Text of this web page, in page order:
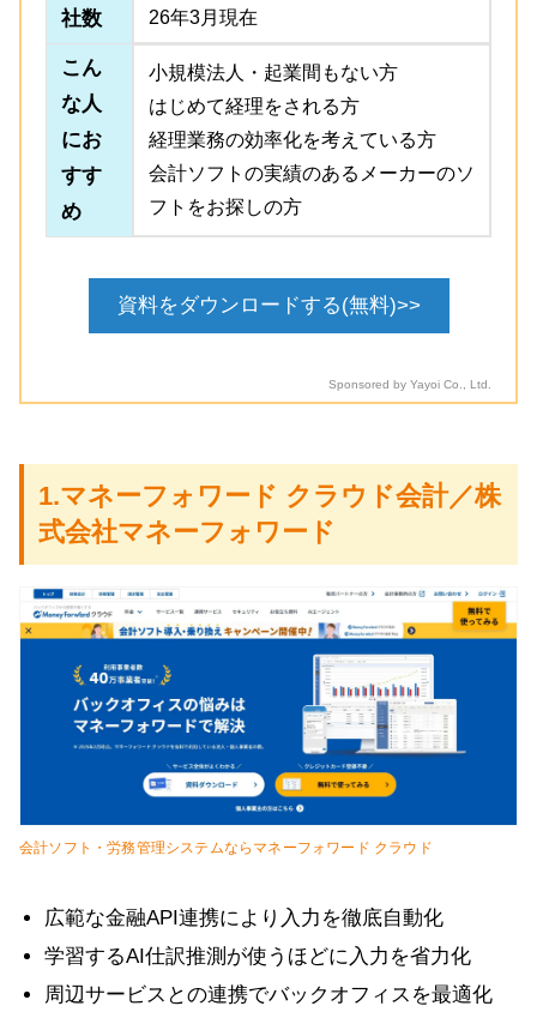
社数
26年3月現在
こん
な人
にお
すす
め
小規模法人・起業間もない方
はじめて経理をされる方
経理業務の効率化を考えている方
会計ソフトの実績のあるメーカーのソ
フトをお探しの方
資料をダウンロードする(無料)>>
Sponsored by Yayoi Co., Ltd.
1.マネーフォワード クラウド会計／株
式会社マネーフォワード
会計ソフト・労務管理システムならマネーフォワード クラウド
広範な金融API連携により入力を徹底自動化
学習するAI仕訳推測が使うほどに入力を省力化
周辺サービスとの連携でバックオフィスを最適化